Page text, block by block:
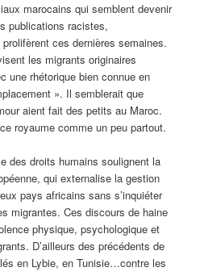
marocains qui semblent devenir
publications racistes,
ces dernières semaines.
les migrants originaires
une rhétorique bien connue en
». Il semblerait que
aient fait des petits au Maroc.
royaume comme un peu partout.
des droits humains soulignent la
qui externalise la gestion
pays africains sans s’inquiéter
migrantes. Ces discours de haine
physique, psychologique et
D’ailleurs des précédents de
en Lybie, en Tunisie…contre les